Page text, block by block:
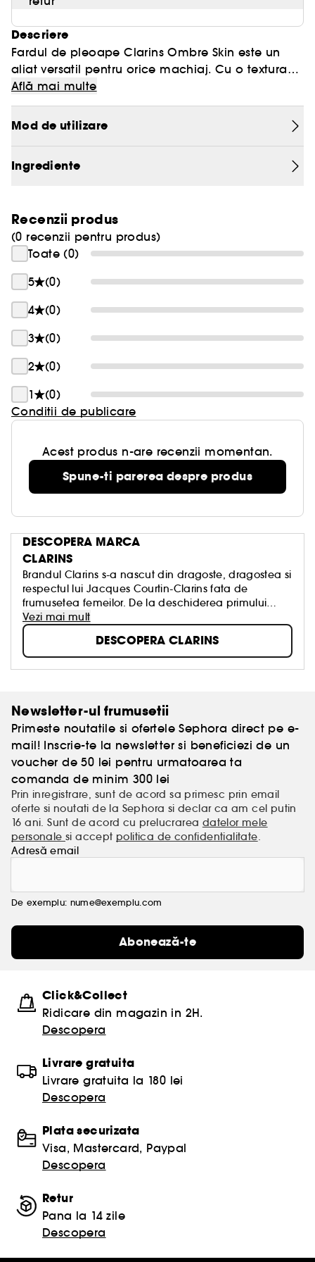
Descriere
Fardul de pleoape Clarins Ombre Skin este un
aliat versatil pentru orice machiaj. Cu o textura
fina si pigmentata, permite o aplicare uniforma si
construibila, permitand umbrirea pleoapelor
dupa preferinte. Adaugand adancime si
stralucire, acest fard aduce o dimensiune noua si
Află mai multe
Mod de utilizare
Ingrediente
Recenzii produs
(0 recenzii pentru produs)
Toate (0)
5
(0)
4
(0)
3
(0)
2
(0)
1
(0)
Conditii de publicare
Acest produs n-are recenzii momentan.
Spune-ti parerea despre produs
DESCOPERA MARCA
CLARINS
Brandul Clarins s-a nascut din dragoste, dragostea si
respectul lui Jacques Courtin-Clarins fata de
frumusetea femeilor. De la deschiderea primului
Institut Clarins la Paris, in 1954, odata cu lansarea
produselor de ingrijire din gama de top, Clarins
lucreaza fara incetare pentru a oferi fiecarei femei
tot ce e mai bun din natura, cautand elementele
active pretioase pentru piele.
Vezi mai mult
DESCOPERA CLARINS
Newsletter-ul frumusetii
Primeste noutatile si ofertele Sephora direct pe e-
mail! Inscrie-te la newsletter si beneficiezi de un
voucher de 50 lei pentru urmatoarea ta
comanda de minim 300 lei
Prin inregistrare, sunt de acord sa primesc prin email
oferte si noutati de la Sephora si declar ca am cel putin
16 ani. Sunt de acord cu prelucrarea datelor mele
personalesi accept politica de confidentialitate.
Adresă email
De exemplu: nume@exemplu.com
Abonează-te
Click&Collect
Ridicare din magazin in 2H.
Descopera
Livrare gratuita
Livrare gratuita la 180 lei
Descopera
Plata securizata
Visa, Mastercard, Paypal
Descopera
Retur
Pana la 14 zile
Descopera